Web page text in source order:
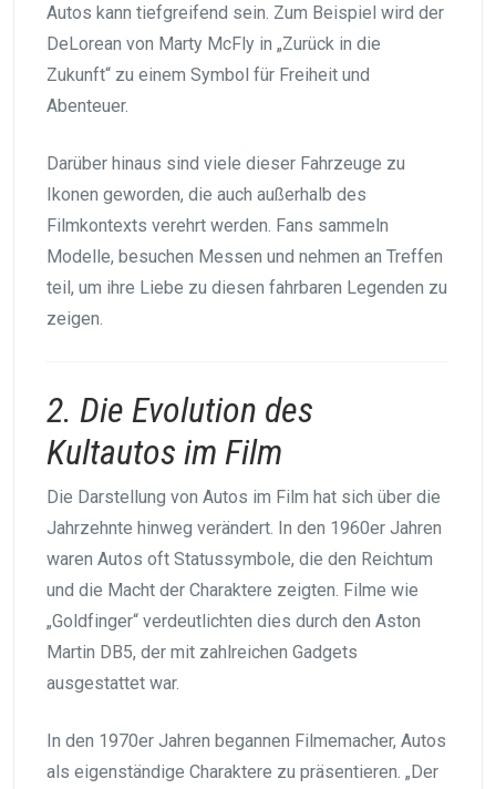
Autos kann tiefgreifend sein. Zum Beispiel wird der
DeLorean von Marty McFly in „Zurück in die
Zukunft“ zu einem Symbol für Freiheit und
Abenteuer.
Darüber hinaus sind viele dieser Fahrzeuge zu
Ikonen geworden, die auch außerhalb des
Filmkontexts verehrt werden. Fans sammeln
Modelle, besuchen Messen und nehmen an Treffen
teil, um ihre Liebe zu diesen fahrbaren Legenden zu
zeigen.
2. Die Evolution des
Kultautos im Film
Die Darstellung von Autos im Film hat sich über die
Jahrzehnte hinweg verändert. In den 1960er Jahren
waren Autos oft Statussymbole, die den Reichtum
und die Macht der Charaktere zeigten. Filme wie
„Goldfinger“ verdeutlichten dies durch den Aston
Martin DB5, der mit zahlreichen Gadgets
ausgestattet war.
In den 1970er Jahren begannen Filmemacher, Autos
als eigenständige Charaktere zu präsentieren. „Der